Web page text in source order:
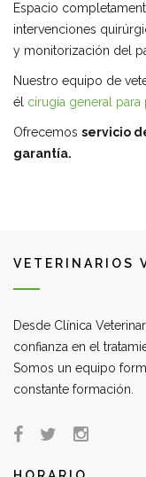
Espacio
intervenciones
y monitorización del
Nuestro equipo de
él cirugía general
Ofrecemos servicio
garantía.
VETERINARIOS
Desde Clínica
confianza en el
Somos un equipo
constante formación.